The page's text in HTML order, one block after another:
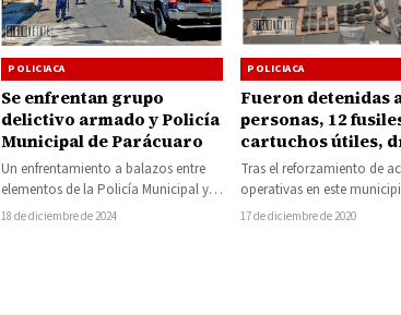
POLICIACA
Se enfrentan grupo
delictivo armado y Policía
Municipal de Parácuaro
Un enfrentamiento a balazos entre
elementos de la Policía Municipal y
presuntos integrantes de un grupo
18 de diciembre de 2024
POLICIACA
Fueron detenidas
personas, 12
cartuchos útiles,
30 cargadores
Tras el reforzamiento de
operativas en este
agentes de la Secretaría de
17 de diciembre de 2020